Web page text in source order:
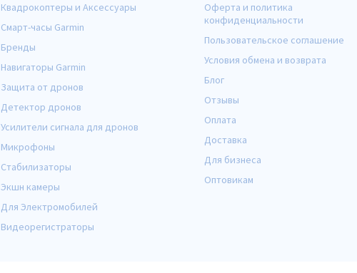
Квадрокоптеры и Аксессуары
Смарт-часы Garmin
Бренды
Навигаторы Garmin
Защита от дронов
Детектор дронов
Усилители сигнала для дронов
Микрофоны
Стабилизаторы
Экшн камеры
Для Электромобилей
Видеорегистраторы
Оферта и политика
конфиденциальности
Пользовательское соглашение
Условия обмена и возврата
Блог
Отзывы
Оплата
Доставка
Для бизнеса
Оптовикам